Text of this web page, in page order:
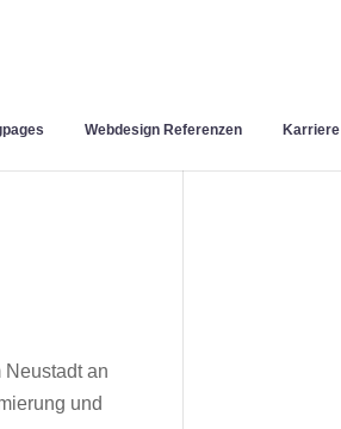
Webdesign Referenzen Karriere
an
und